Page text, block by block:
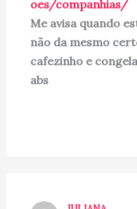
oes/companhias/
Me avisa quando
não da mesmo
cafezinho e
abs